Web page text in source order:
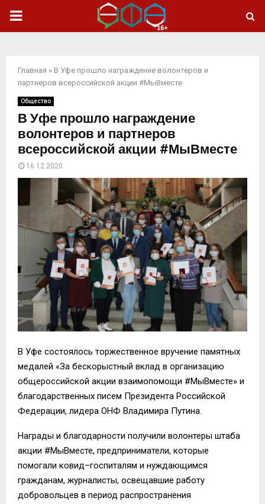
ОСНОВНОЕ
Главная » В Уфе прошло награждение волонтеров и
партнеров всероссийской акции #МыВместе
Общество
В Уфе прошло награждение
волонтеров и партнеров
всероссийской акции #МыВместе
16.12.2020
В Уфе состоялось торжественное вручение памятных
медалей «За бескорыстный вклад в организацию
общероссийской акции взаимопомощи #МыВместе» и
благодарственных писем Президента Российской
Федерации, лидера ОНФ Владимира Путина.
Награды и благодарности получили волонтеры штаба
акции #МыВместе, предприниматели, которые
помогали ковид–госпиталям и нуждающимся
гражданам, журналисты, освещавшие работу
добровольцев в период распространения